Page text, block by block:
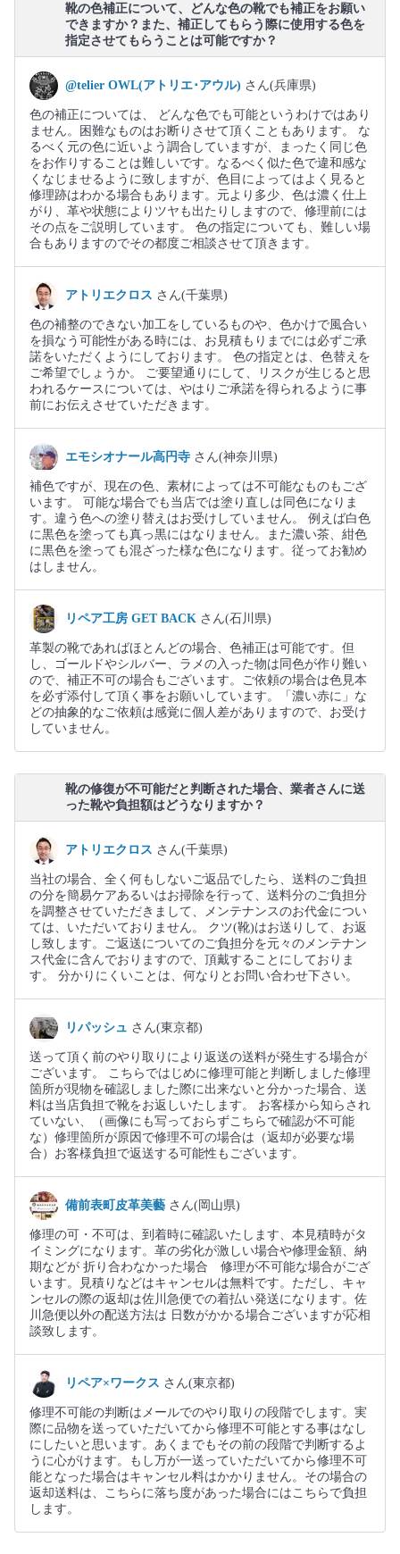
靴の色補正について、どんな色の靴でも補正をお願い
できますか？また、補正してもらう際に使用する色を
指定させてもらうことは可能ですか？
@telier OWL(アトリエ･アウル) さん(兵庫県)
色の補正については、 どんな色でも可能というわけではあり
ません。困難なものはお断りさせて頂くこともあります。 な
るべく元の色に近いよう調合していますが、まったく同じ色
をお作りすることは難しいです。なるべく似た色で違和感な
くなじませるように致しますが、色目によってはよく見ると
修理跡はわかる場合もあります。元より多少、色は濃く仕上
がり、革や状態によりツヤも出たりしますので、修理前には
その点をご説明しています。 色の指定についても、難しい場
合もありますのでその都度ご相談させて頂きます。
アトリエクロス さん(千葉県)
色の補整のできない加工をしているものや、色かけで風合い
を損なう可能性がある時には、お見積もりまでには必ずご承
諾をいただくようにしております。 色の指定とは、色替えを
ご希望でしょうか。 ご要望通りにして、リスクが生じると思
われるケースについては、やはりご承諾を得られるように事
前にお伝えさせていただきます。
エモシオナール高円寺 さん(神奈川県)
補色ですが、現在の色、素材によっては不可能なものもござ
います。 可能な場合でも当店では塗り直しは同色になりま
す。違う色への塗り替えはお受けしていません。 例えば白色
に黒色を塗っても真っ黒にはなりません。また濃い茶、紺色
に黒色を塗っても混ざった様な色になります。従ってお勧め
はしません。
リペア工房 GET BACK さん(石川県)
革製の靴であればほとんどの場合、色補正は可能です。但
し、ゴールドやシルバー、ラメの入った物は同色が作り難い
ので、補正不可の場合もございます。ご依頼の場合は色見本
を必ず添付して頂く事をお願いしています。「濃い赤に」な
どの抽象的なご依頼は感覚に個人差がありますので、お受け
していません。
靴の修復が不可能だと判断された場合、業者さんに送
った靴や負担額はどうなりますか？
アトリエクロス さん(千葉県)
当社の場合、全く何もしないご返品でしたら、送料のご負担
の分を簡易ケアあるいはお掃除を行って、送料分のご負担分
を調整させていただきまして、メンテナンスのお代金につい
ては、いただいておりません。 クツ(靴)はお送りして、お返
し致します。ご返送についてのご負担分を元々のメンテナン
ス代金に含んでおりますので、頂戴することにしておりま
す。 分かりにくいことは、何なりとお問い合わせ下さい。
リパッシュ さん(東京都)
送って頂く前のやり取りにより返送の送料が発生する場合が
ございます。 こちらではじめに修理可能と判断しました修理
箇所が現物を確認しました際に出来ないと分かった場合、送
料は当店負担で靴をお返しいたします。 お客様から知らされ
ていない、（画像にも写っておらずこちらで確認が不可能
な）修理箇所が原因で修理不可の場合は（返却が必要な場
合）お客様負担で返送する可能性もございます。
備前表町皮革美藝 さん(岡山県)
修理の可・不可は、到着時に確認いたします、本見積時がタ
イミングになります。革の劣化が激しい場合や修理金額、納
期などが 折り合わなかった場合 修理が不可能な場合がござ
います。見積りなどはキャンセルは無料です。ただし、キャ
ンセルの際の返却は佐川急便での着払い発送になります。佐
川急便以外の配送方法は 日数がかかる場合ございますが応相
談致します。
リペア×ワークス さん(東京都)
修理不可能の判断はメールでのやり取りの段階でします。実
際に品物を送っていただいてから修理不可能とする事はなし
にしたいと思います。あくまでもその前の段階で判断するよ
うに心がけます。もし万が一送っていただいてから修理不可
能となった場合はキャンセル料はかかりません。その場合の
返却送料は、こちらに落ち度があった場合にはこちらで負担
します。